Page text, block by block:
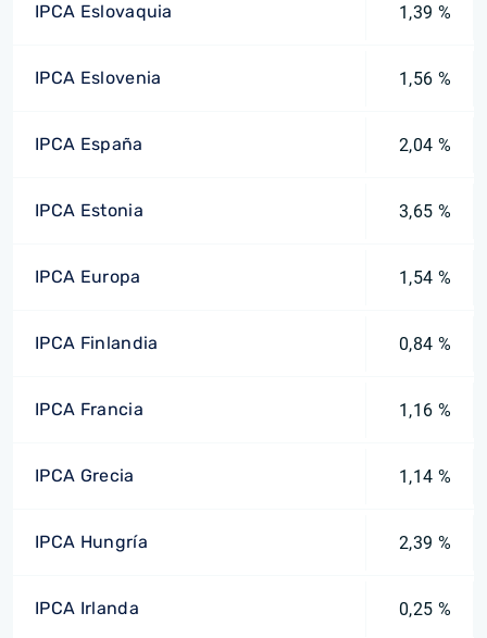
IPCA Eslovaquia 1,39 %
IPCA Eslovenia 1,56 %
IPCA España 2,04 %
IPCA Estonia 3,65 %
IPCA Europa 1,54 %
IPCA Finlandia 0,84 %
IPCA Francia 1,16 %
IPCA Grecia 1,14 %
IPCA Hungría 2,39 %
IPCA Irlanda 0,25 %